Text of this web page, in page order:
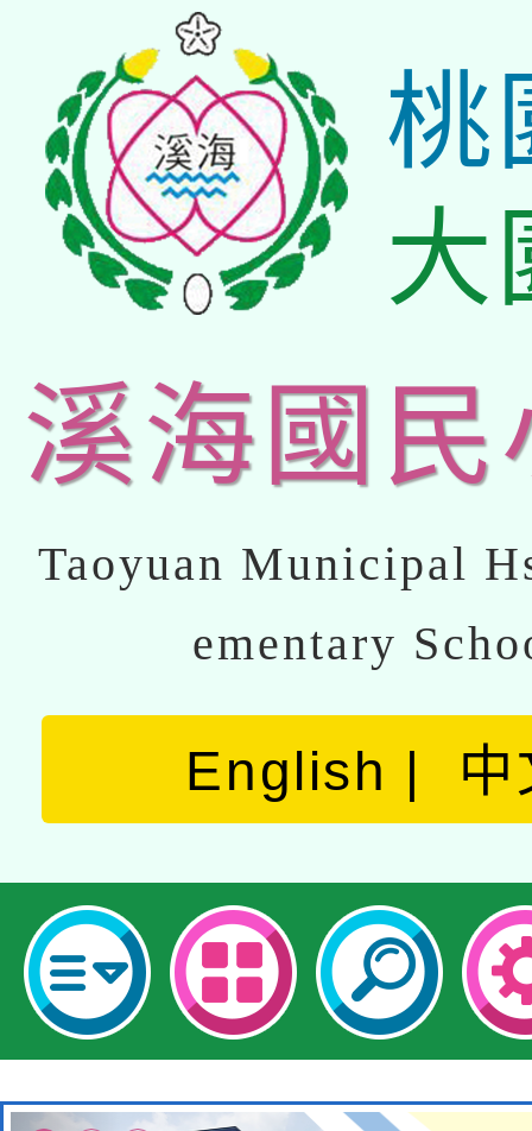
桃
大
溪海國民
Taoyuan Municipal
ementary
English 中